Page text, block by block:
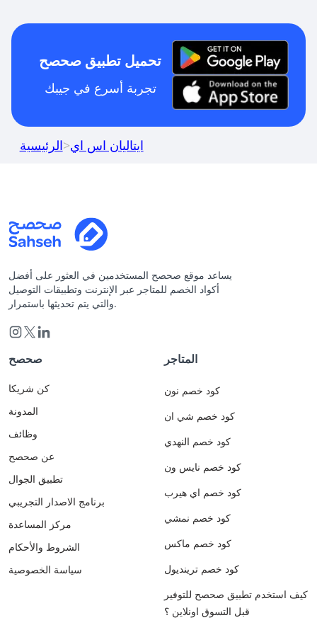
تحميل تطبيق صحصح
تجربة أسرع في جيبك
الرئيسية>ايتاليان اس اي
يساعد موقع صحصح المستخدمين في العثور على أفضل
أكواد الخصم للمتاجر عبر الإنترنت وتطبيقات التوصيل
والتي يتم تحديثها باستمرار.
صحصح
كن شريكا
المدونة
وظائف
عن صحصح
تطبيق الجوال
برنامج الاصدار التجريبي
مركز المساعدة
الشروط والأحكام
سياسة الخصوصية
المتاجر
كود خصم نون
كود خصم شي ان
كود خصم النهدي
كود خصم نايس ون
كود خصم اي هيرب
كود خصم نمشي
كود خصم ماكس
كود خصم ترينديول
كيف استخدم تطبيق صحصح للتوفير
قبل التسوق اونلاين ؟